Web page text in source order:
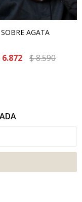
SOBRE AGATA
6.872 $8.590